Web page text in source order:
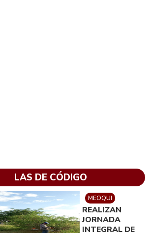
LAS DE CÓDIGO
MEOQUI
REALIZAN
JORNADA
INTEGRAL DE